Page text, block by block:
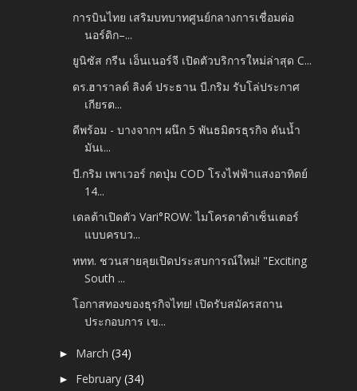
การบินไทย เสริมบทบาทศูนย์กลางการเชื่อมต่อ
นอร์ดิก–...
ยูนิซัส กรีน เอ็นเนอร์จี เปิดตัวบริการใหม่ล่าสุด C...
ดร.ฮาราลด์ ลิงค์ ประธาน บี.กริม รับโล่ประกาศ
เกียรต...
ดีพร้อม - บางจากฯ ผนึก 5 พันธมิตรธุรกิจ ดันน้ำ
มันเ...
บี.กริม เพาเวอร์ กดปุ่ม COD โรงไฟฟ้าแสงอาทิตย์
14...
เดลต้าเปิดตัว Vari°ROW: ไมโครดาต้าเซ็นเตอร์
แบบครบว...
ททท. ชวนสายลุยเปิดประสบการณ์ใหม่! "Exciting
South ...
โอกาสทองของธุรกิจไทย! เปิดรับสมัครสถาน
ประกอบการ เข...
► March(34)
► February(34)